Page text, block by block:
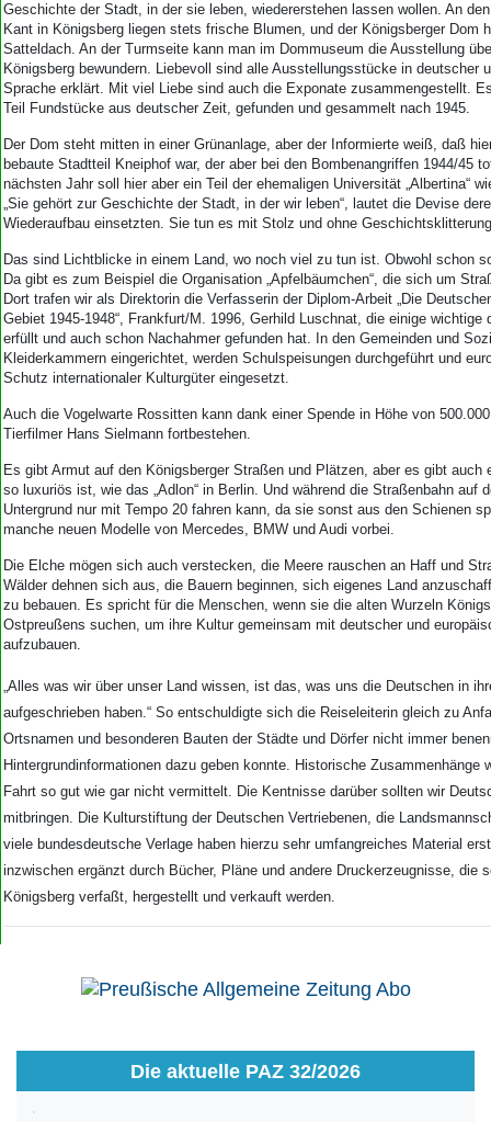
Geschichte der Stadt, in der sie leben, wiedererstehen lassen wollen. An
Kant in Königsberg liegen stets frische Blumen, und der Königsberger Dom
Satteldach. An der Turmseite kann man im Dommuseum die Ausstellung
Königsberg bewundern. Liebevoll sind alle Ausstellungsstücke in deutscher
Sprache erklärt. Mit viel Liebe sind auch die Exponate zusammengestellt.
Teil Fundstücke aus deutscher Zeit, gefunden und gesammelt nach 1945.
Der Dom steht mitten in einer Grünanlage, aber der Informierte weiß, daß
bebaute Stadtteil Kneiphof war, der aber bei den Bombenangriffen 1944/45
nächsten Jahr soll hier aber ein Teil der ehemaligen Universität „Albertina“
„Sie gehört zur Geschichte der Stadt, in der wir leben“, lautet die Devise
Wiederaufbau einsetzten. Sie tun es mit Stolz und ohne
Das sind Lichtblicke in einem Land, wo noch viel zu tun ist. Obwohl schon
Da gibt es zum Beispiel die Organisation „Apfelbäumchen“, die sich um
Dort trafen wir als Direktorin die Verfasserin der Diplom-Arbeit „Die
Gebiet 1945-1948“, Frankfurt/M. 1996, Gerhild Luschnat, die einige wichtige
erfüllt und auch schon Nachahmer gefunden hat. In den Gemeinden und
Kleiderkammern eingerichtet, werden Schulspeisungen durchgeführt und
Schutz internationaler Kulturgüter eingesetzt.
Auch die Vogelwarte Rossitten kann dank einer Spende in Höhe von
Tierfilmer Hans Sielmann fortbestehen.
Es gibt Armut auf den Königsberger Straßen und Plätzen, aber es gibt auch
so luxuriös ist, wie das „Adlon“ in Berlin. Und während die Straßenbahn auf
Untergrund nur mit Tempo 20 fahren kann, da sie sonst aus den Schienen
manche neuen Modelle von Mercedes, BMW und Audi vorbei.
Die Elche mögen sich auch verstecken, die Meere rauschen an Haff und
Wälder dehnen sich aus, die Bauern beginnen, sich eigenes Land
zu bebauen. Es spricht für die Menschen, wenn sie die alten Wurzeln
Ostpreußens suchen, um ihre Kultur gemeinsam mit deutscher und
aufzubauen.
„Alles was wir über unser Land wissen, ist das, was uns die Deutschen in
aufgeschrieben haben.“ So entschuldigte sich die Reiseleiterin gleich zu
Ortsnamen und besonderen Bauten der Städte und Dörfer nicht immer
Hintergrundinformationen dazu geben konnte. Historische Zusammenhänge
Fahrt so gut wie gar nicht vermittelt. Die Kentnisse darüber sollten wir
mitbringen. Die Kulturstiftung der Deutschen Vertriebenen, die
viele bundesdeutsche Verlage haben hierzu sehr umfangreiches Material
inzwischen ergänzt durch Bücher, Pläne und andere Druckerzeugnisse, die
Königsberg verfaßt, hergestellt und verkauft werden.
Die aktuelle PAZ 32/2026